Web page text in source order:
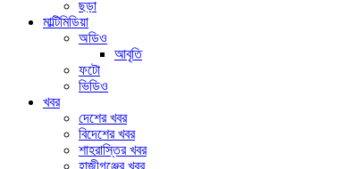
ছড়া
মাল্টিমিডিয়া
অডিও
আবৃতি
ফটো
ভিডিও
খবর
দেশের খবর
বিদেশের খবর
শাহরাস্তির খবর
হাজীগঞ্জের খবর